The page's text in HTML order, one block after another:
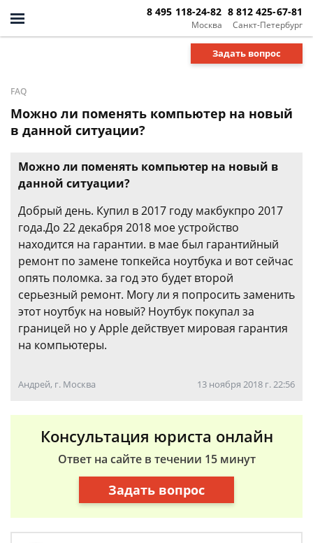
Москва
8 495 118-24-82
Санкт-Петербург
8 812 425-67-81
Задать вопрос
FAQ
Можно ли поменять компьютер на новый
в данной ситуации?
Можно ли поменять компьютер на новый в
данной ситуации?
Добрый день. Купил в 2017 году макбукпро 2017
года.До 22 декабря 2018 мое устройство
находится на гарантии. в мае был гарантийный
ремонт по замене топкейса ноутбука и вот сейчас
опять поломка. за год это будет второй
серьезный ремонт. Могу ли я попросить заменить
этот ноутбук на новый? Ноутбук покупал за
границей но у Apple действует мировая гарантия
на компьютеры.
Андрей, г. Москва 13 ноября 2018 г. 22:56
Консультация юриста онлайн
Ответ на сайте в течении 15 минут
Задать вопрос